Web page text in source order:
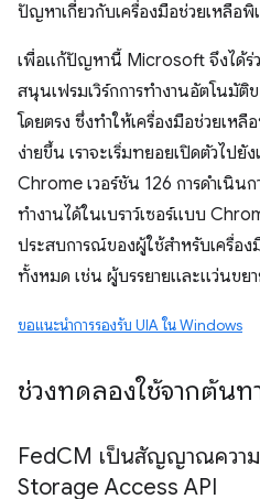
ปัญหาเกี่ยวกับเครื่องมือช่วยเหลือ
เพื่อแก้ปัญหานี้ Microsoft จึงได้
สนุนเฟรมเวิร์กการทำงานอัตโนมัติ
โดยตรง ซึ่งทำให้เครื่องมือช่วยเหลื
ง่ายขึ้น เราจะเริ่มทยอยเปิดตัวไปยั
Chrome เวอร์ชัน 126 การดำเนินก
ทำงานได้ในเบราว์เซอร์แบบ
ประสบการณ์ของผู้ใช้สำหรับเครื่อ
ทั้งหมด เช่น ผู้บรรยายและแว่นขย
ขอแนะนําการรองรับ UIA ใน Windows
ช่วงทดลองใช้จากต้นท
FedCM เป็นสัญญาณความ
Storage Access API